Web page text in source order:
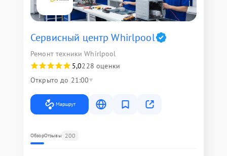
Сервисный центр Whirlpool
Ремонт техники Whirlpool
5,0228 оценки
Открыто до 21:00
Маршрут
ОбзорОтзывы 200